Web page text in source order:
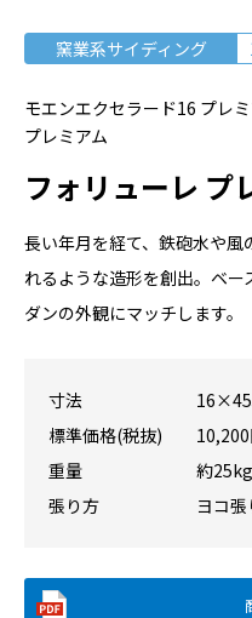
窯業系サイディング
モエンエクセラード16 プレ
プレミアム
フォリューレ プ
長い年月を経て、鉄砲水や
れるような造形を創出。ベ
ダンの外観にマッチします。
寸法
標準価格(税抜)
重量
約
張り方
ヨコ張